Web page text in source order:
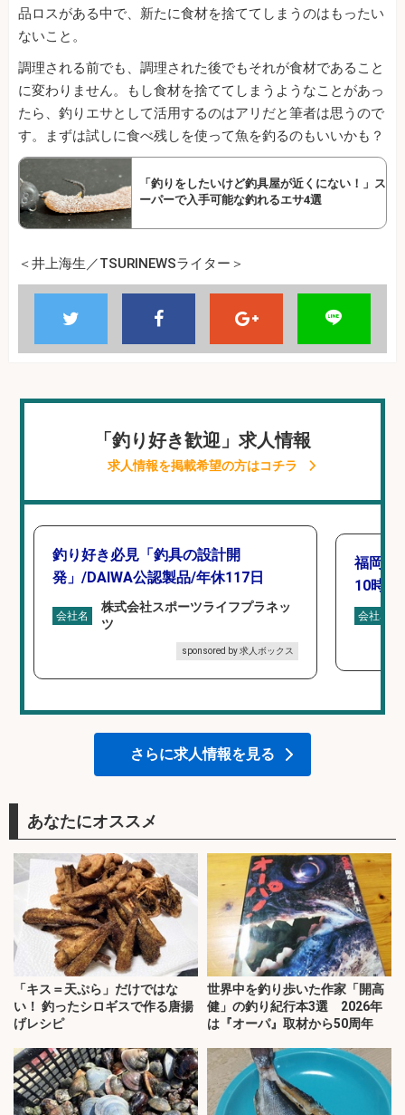
品ロスがある中で、新たに食材を捨ててしまうのはもったい
ないこと。
調理される前でも、調理された後でもそれが食材であること
に変わりません。もし食材を捨ててしまうようなことがあっ
たら、釣りエサとして活用するのはアリだと筆者は思うので
す。まずは試しに食べ残しを使って魚を釣るのもいいかも？
「釣りをしたいけど釣具屋が近くにない！」ス
ーパーで入手可能な釣れるエサ4選
＜井上海生／TSURINEWSライター＞
「釣り好き歓迎」求人情報
求人情報を掲載希望の方はコチラ
釣り好き必見「釣具の設計開
発」/DAIWA公認製品/年休117日
会社名
株式会社スポーツライフプラネッ
ツ
sponsored by 求人ボックス
福岡「
10時間
会社名
さらに求人情報を見る
あなたにオススメ
「キス＝天ぷら」だけではな
い！ 釣ったシロギスで作る唐揚
げレシピ
世界中を釣り歩いた作家「開高
健」の釣り紀行本3選 2026年
は『オーパ』取材から50周年